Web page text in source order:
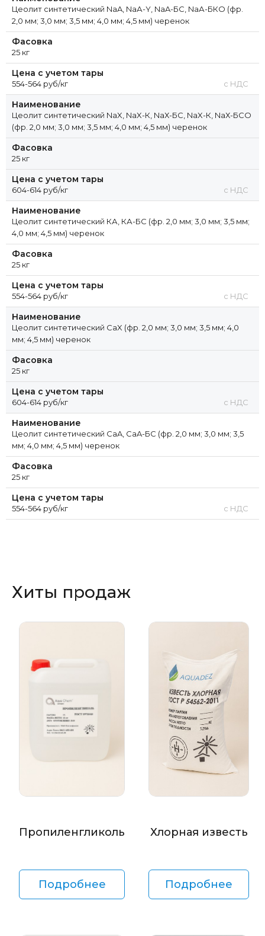
Цеолит синтетический NaA, NaА-Y, NaA-БС, NaА-БКО (фр.
2,0 мм; 3,0 мм; 3,5 мм; 4,0 мм; 4,5 мм) черенок
Фасовка
25 кг
Цена с учетом тары
554-564 руб/кг с НДС
Наименование
Цеолит синтетический NaX, NaX-К, NaХ-БС, NaX-К, NaХ-БСО
(фр. 2,0 мм; 3,0 мм; 3,5 мм; 4,0 мм; 4,5 мм) черенок
Фасовка
25 кг
Цена с учетом тары
604-614 руб/кг с НДС
Наименование
Цеолит синтетический КА, КА-БС (фр. 2,0 мм; 3,0 мм; 3,5 мм;
4,0 мм; 4,5 мм) черенок
Фасовка
25 кг
Цена с учетом тары
554-564 руб/кг с НДС
Наименование
Цеолит синтетический CaX (фр. 2,0 мм; 3,0 мм; 3,5 мм; 4,0
мм; 4,5 мм) черенок
Фасовка
25 кг
Цена с учетом тары
604-614 руб/кг с НДС
Наименование
Цеолит синтетический CaA, CaA-БС (фр. 2,0 мм; 3,0 мм; 3,5
мм; 4,0 мм; 4,5 мм) черенок
Фасовка
25 кг
Цена с учетом тары
554-564 руб/кг с НДС
Хиты продаж
Пропиленгликоль
Подробнее
Хлорная известь
Подробнее